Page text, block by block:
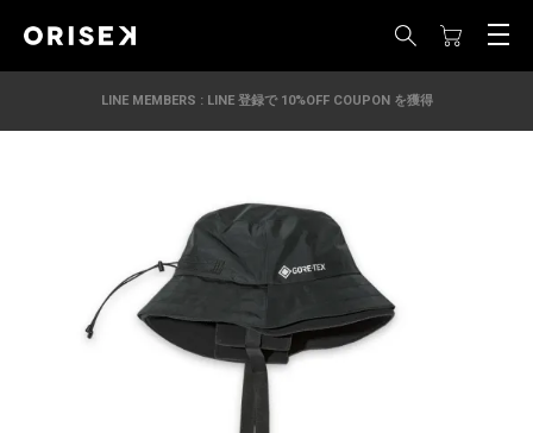
LINE MEMBERS : LINE 登録で 10%OFF COUPON を獲得